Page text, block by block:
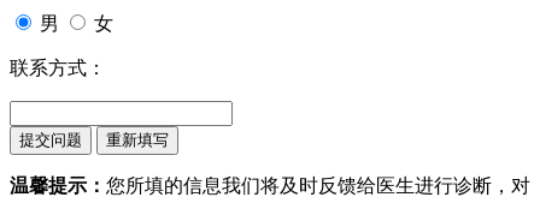
男 女
联系方式：
温馨提示： 您所填的信息我们将及时反馈给医生进行诊断，对